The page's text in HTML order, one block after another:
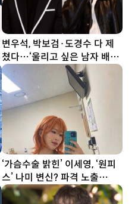
변우석, 박보검·도경수 다 제
쳤다…‘울리고 싶은 남자 배우’
1위
‘가슴수술 밝힌’ 이세영, ‘원피
스’ 나미 변신? 파격 노출
[DA★]